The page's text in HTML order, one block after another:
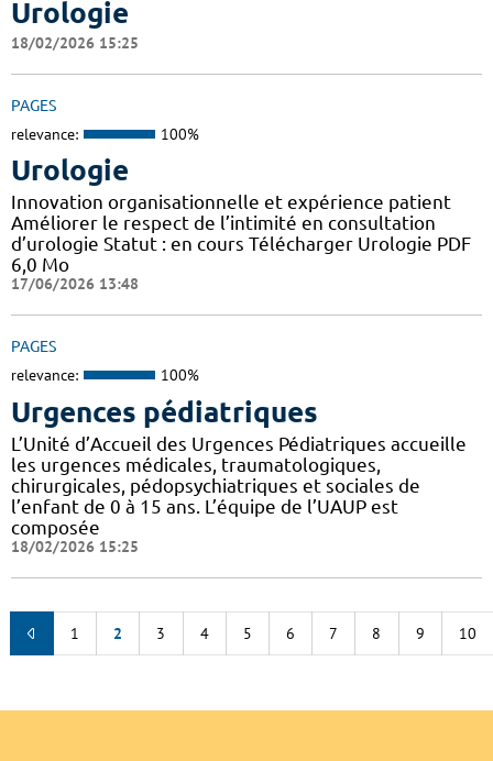
Urologie
18/02/2026 15:25
PAGES
relevance: 100%
Urologie
Innovation organisationnelle et expérience patient
Améliorer le respect de l’intimité en consultation
d’urologie Statut : en cours Télécharger Urologie PDF
6,0 Mo
17/06/2026 13:48
PAGES
relevance: 100%
Urgences pédiatriques
L’Unité d’Accueil des Urgences Pédiatriques accueille
les urgences médicales, traumatologiques,
chirurgicales, pédopsychiatriques et sociales de
l’enfant de 0 à 15 ans. L’équipe de l’UAUP est
composée
18/02/2026 15:25
1 2 3 4 5 6 7 8 9 10